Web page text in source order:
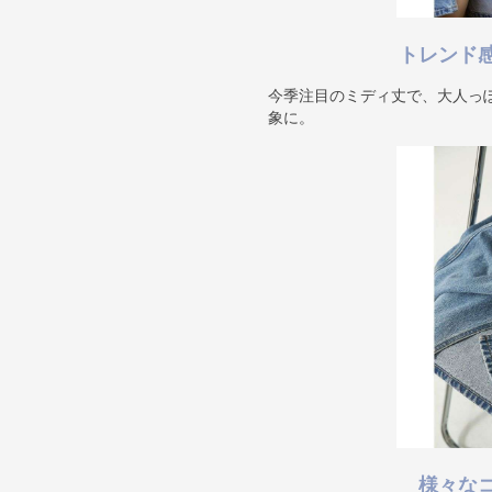
トレンド
今季注目のミディ丈で、大人っ
象に。
様々な